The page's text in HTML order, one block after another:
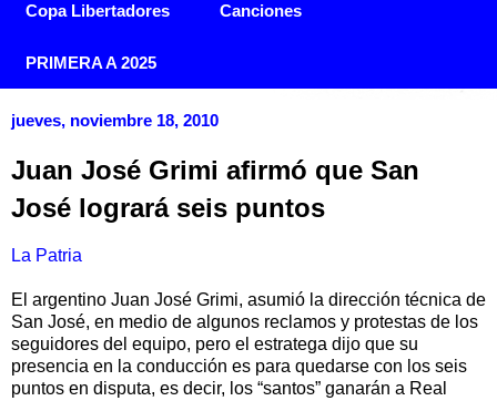
Copa Libertadores Canciones
PRIMERA A 2025
jueves, noviembre 18, 2010
Juan José Grimi afirmó que San
José logrará seis puntos
La Patria
El argentino Juan José Grimi, asumió la dirección técnica de
San José, en medio de algunos reclamos y protestas de los
seguidores del equipo, pero el estratega dijo que su
presencia en la conducción es para quedarse con los seis
puntos en disputa, es decir, los “santos” ganarán a Real